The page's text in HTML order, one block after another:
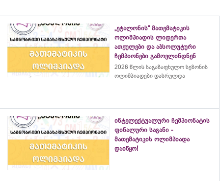
„ეტალონის“ მათემატიკის
ოლიმპიადის ლიდერთა
ათეულები და აბსოლუტური
ჩემპიონები გამოვლინდნენ
2026 წლის საგაზაფხულო სეზონის
ოლიმპიადები დასრულდა
ინტელექტუალური ჩემპიონატის
ფინალური საგანი -
მათემატიკის ოლიმპიადა
დაიწყო!